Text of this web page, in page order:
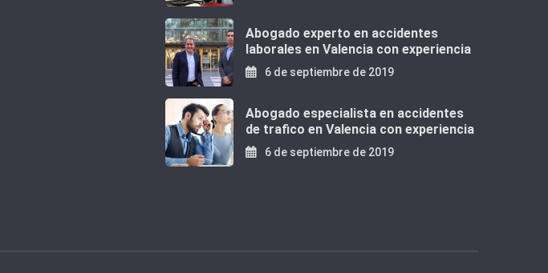
Abogado experto en accidentes
laborales en Valencia con experiencia
6 de septiembre de 2019
Abogado especialista en accidentes
de trafico en Valencia con experiencia
6 de septiembre de 2019